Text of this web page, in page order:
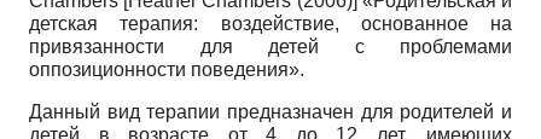
детская терапия: воздействие, основанное на
привязанности для детей с проблемами
оппозиционности поведения».
Данный вид терапии предназначен для родителей и